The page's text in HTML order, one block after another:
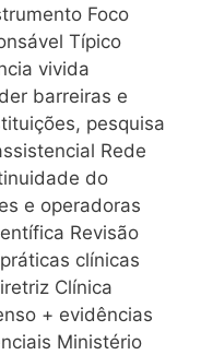
Foco
Típico
vivida
barreiras e
pesquisa
Rede
do
e operadoras
Revisão
clínicas
Clínica
+ evidências
Ministério